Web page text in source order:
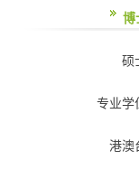
博
硕
专业学
港澳